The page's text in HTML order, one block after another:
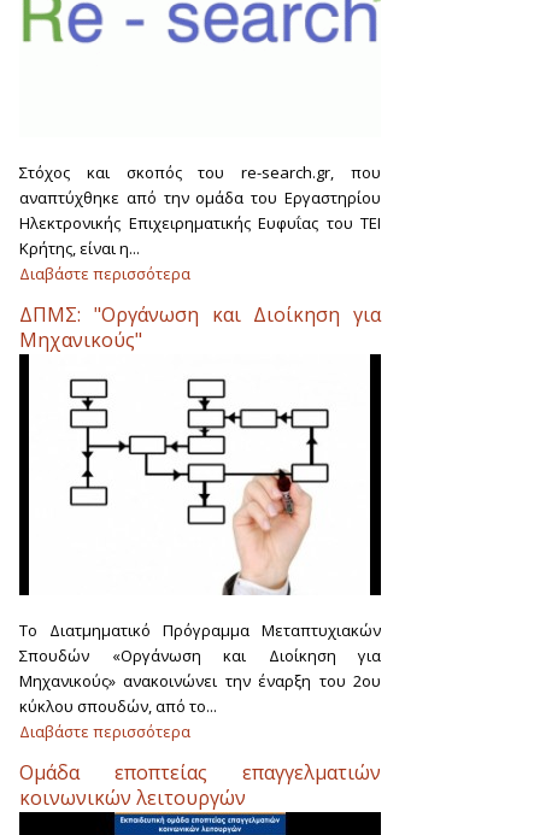
Στόχος και σκοπός του re-search.gr, που
αναπτύχθηκε από την ομάδα του Εργαστηρίου
Ηλεκτρονικής Επιχειρηματικής Ευφυΐας του ΤΕΙ
Κρήτης, είναι η...
Διαβάστε περισσότερα
ΔΠΜΣ: "Οργάνωση και Διοίκηση για
Μηχανικούς"
Το Διατμηματικό Πρόγραμμα Μεταπτυχιακών
Σπουδών «Οργάνωση και Διοίκηση για
Μηχανικούς» ανακοινώνει την έναρξη του 2ου
κύκλου σπουδών, από το...
Διαβάστε περισσότερα
Ομάδα εποπτείας επαγγελματιών
κοινωνικών λειτουργών